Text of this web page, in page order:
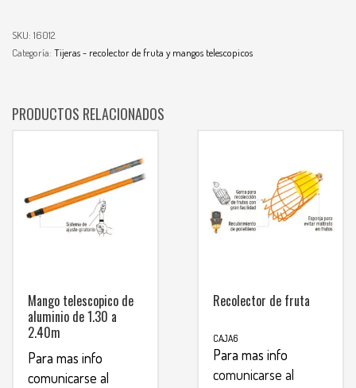
SKU: 16012
Categoría: Tijeras - recolector de fruta y mangos telescopicos
PRODUCTOS RELACIONADOS
Mango telescopico de
aluminio de 1.30 a
2.40m
Para mas info
comunicarse al
Recolector de fruta
CAJA6
Para mas info
comunicarse al